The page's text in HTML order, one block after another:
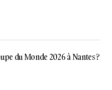
du Monde 2026 à Nantes ?